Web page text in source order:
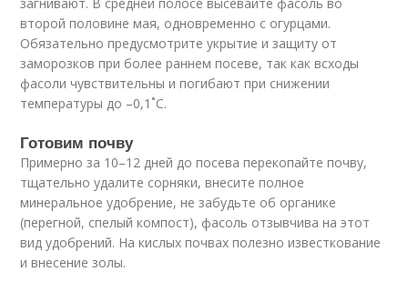
второй половине мая, одновременно с огурцами.
Обязательно предусмотрите укрытие и защиту от
заморозков при более раннем посеве, так как всходы
фасоли чувствительны и погибают при снижении
температуры до –0,1˚C.
Готовим почву
Примерно за 10–12 дней до посева перекопайте почву,
тщательно удалите сорняки, внесите полное
минеральное удобрение, не забудьте об органике
(перегной, спелый компост), фасоль отзывчива на этот
вид удобрений. На кислых почвах полезно известкование
и внесение золы.